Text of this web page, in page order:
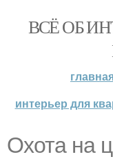
ВСЁ ОБ
интерьер для
Охота на